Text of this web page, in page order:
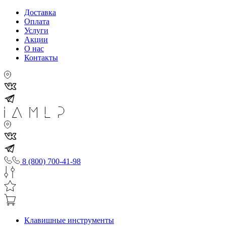
Доставка
Оплата
Услуги
Акции
О нас
Контакты
8 (800) 700-41-98
Клавишные инструменты